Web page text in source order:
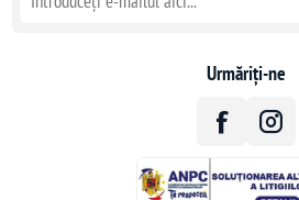
Urmăriți-ne